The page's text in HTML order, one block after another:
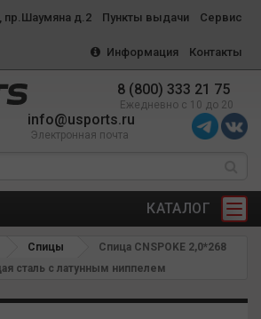
пр.Шаумяна д.2 Пункты выдачи Сервис
Информация Контакты
8 (800) 333 21 75
Ежедневно с 10 до 20
info@usports.ru
Электронная почта
КАТАЛОГ
Спицы
Спица CNSPOKE 2,0*268
сталь с латунным ниппелем